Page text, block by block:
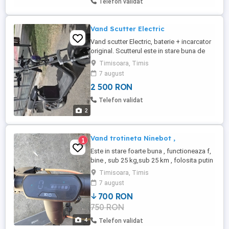
suspensie reglabilă funcție ...
Telefon validat
2
Vand Scutter Electric
Vand scutter Electric, baterie + incarcator
original. Scutterul este in stare buna de
functionare, autonomie baterie 45 km,
viteza delimitata 45km h, scutterul poate fi
limitat la 25km h. Se poate viziona in zona
Ciarda Rosie langa Calea Buziasului.
Timisoara, Timis
7 august
2 500 RON
Telefon validat
4
1 Vand trotineta Ninebot ,
Este in stare foarte buna , functioneaza f,
bine , sub 25 kg,sub 25 km , folosita putin
, incarcator, autonomie 25 km
Timisoara, Timis
7 august
700 RON
750 RON
Telefon validat